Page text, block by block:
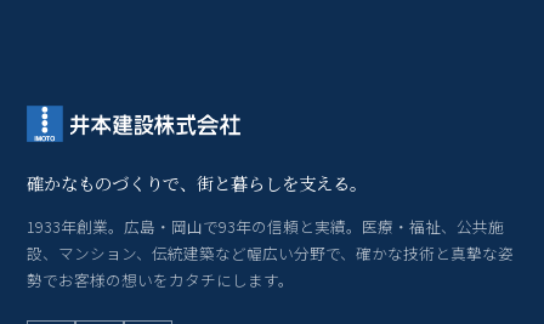
確かなものづくりで、街と暮らしを支える。
1933年創業。広島・岡山で93年の信頼と実績。医療・福祉、公共施
設、マンション、伝統建築など幅広い分野で、確かな技術と真摯な姿
勢でお客様の想いをカタチにします。